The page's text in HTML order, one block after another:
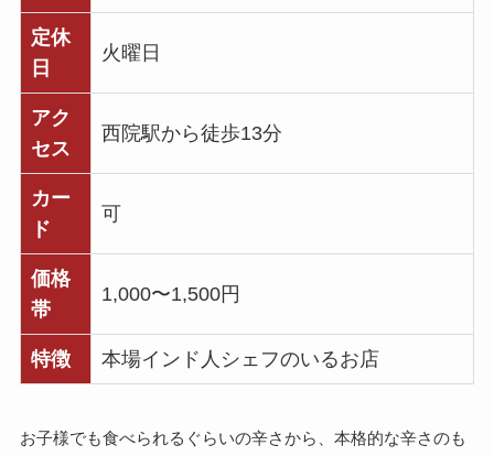
定休
日
火曜日
アク
セス
西院駅から徒歩13分
カー
ド
可
価格
帯
1,000〜1,500円
特徴 本場インド人シェフのいるお店
お子様でも食べられるぐらいの辛さから、本格的な辛さのも